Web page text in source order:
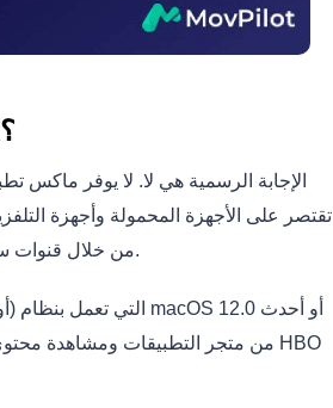
هل يمكنني تنزيل HBO Max على MacBook؟
الإجابة الرسمية هي لا. لا يوفر ماكس
تقتصر على الأجهزة المحمولة وأجهزة
على جهاز MacBook من خلال قنوات سطح المكتب الرسمية.